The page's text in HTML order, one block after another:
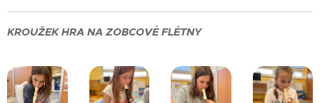
KROUŽEK HRA NA ZOBCOVÉ FLÉTNY